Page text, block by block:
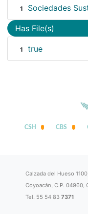
1 Sociedades
Has File(s)
1 true
CSH CBS
Calzada del Hueso
Coyoacán, C.P. 04960,
Tel. 55 54 837371